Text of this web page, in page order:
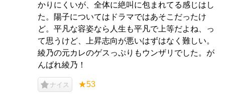
かりにくいが、全体に絶叫に包まれてる感じはし
た。陽子についてはドラマではあそこだったけ
ど。平凡な容姿なら人生も平凡で上等だよね、っ
て思うけど、上昇志向が悪いはずはなく難しい。
綾乃の元カレのゲスっぷりもウンザリでした。が
んばれ綾乃！
ナイス ★53